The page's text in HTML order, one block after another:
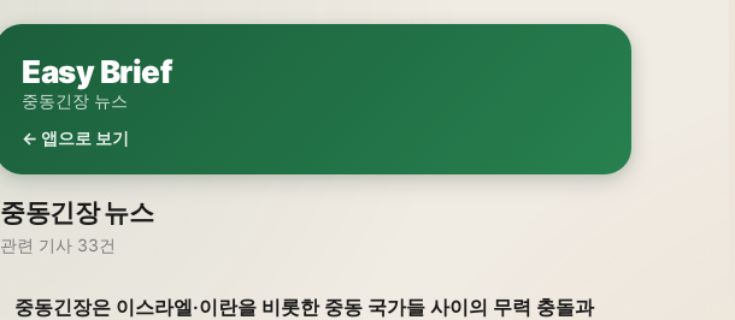
Easy Brief
중동긴장 뉴스
← 앱으로 보기
중동긴장 뉴스
관련 기사 33건
중동긴장은 이스라엘·이란을 비롯한 중동 국가들 사이의 무력 충돌과